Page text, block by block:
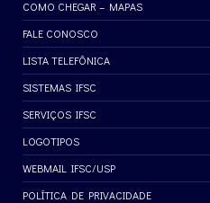
COMO CHEGAR – MAPAS
FALE CONOSCO
LISTA TELEFÔNICA
SISTEMAS IFSC
SERVIÇOS IFSC
LOGOTIPOS
WEBMAIL IFSC/USP
POLÍTICA DE PRIVACIDADE